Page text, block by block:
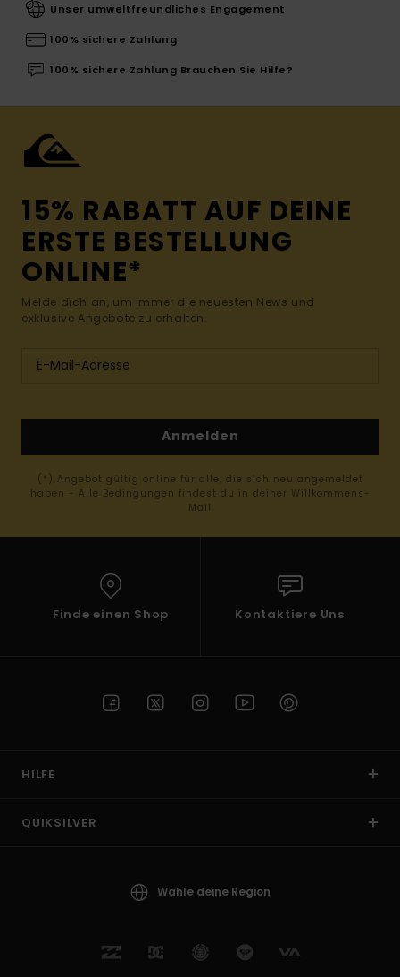
Unser umweltfreundliches Engagement
100% sichere Zahlung
100% sichere Zahlung Brauchen Sie Hilfe?
15% RABATT AUF DEINE
ERSTE BESTELLUNG
ONLINE*
Melde dich an, um immer die neuesten News und
exklusive Angebote zu erhalten.
Anmelden
(*) Angebot gültig online für alle, die sich neu angemeldet
haben - Alle Bedingungen findest du in deiner Willkommens-
Mail
Finde einen Shop Kontaktiere Uns
HILFE
QUIKSILVER
Wähle deine Region